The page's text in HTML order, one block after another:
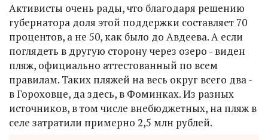
Активисты очень рады, что благодаря решению
губернатора доля этой поддержки составляет 70
процентов, а не 50, как было до Авдеева. А если
поглядеть в другую сторону через озеро - виден
пляж, официально аттестованный по всем
правилам. Таких пляжей на весь округ всего два -
в Гороховце, да здесь, в Фоминках. Из разных
источников, в том числе внебюджетных, на пляж в
селе затратили примерно 2,5 млн рублей.